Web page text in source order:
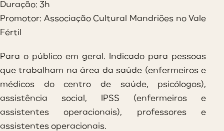
Duração: 3h
Promotor: Associação Cultural Mandriões no Vale
Fértil
Para o público em geral. Indicado para pessoas
que trabalham na área da saúde (enfermeiros e
médicos do centro de saúde, psicólogos),
assistência social, IPSS (enfermeiros e
assistentes operacionais), professores e
assistentes operacionais.